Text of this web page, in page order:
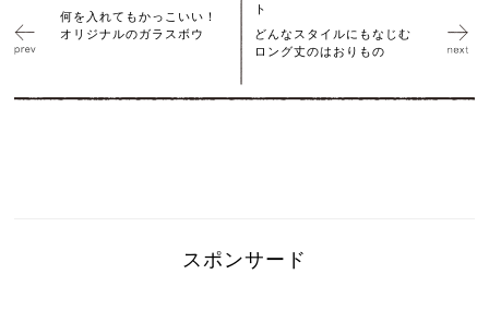
何を入れてもかっこいい！
オリジナルのガラスボウ
ト
どんなスタイルにもなじむ
ロング丈のはおりもの
スポンサード